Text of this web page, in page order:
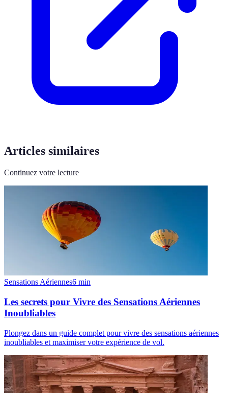
Articles similaires
Continuez votre lecture
Sensations Aériennes6 min
Les secrets pour Vivre des Sensations Aériennes
Inoubliables
Plongez dans un guide complet pour vivre des sensations aériennes
inoubliables et maximiser votre expérience de vol.